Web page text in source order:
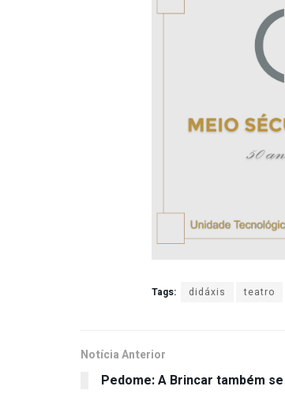
Tags: didáxis teatro
Notícia Anterior
Pedome: A Brincar também